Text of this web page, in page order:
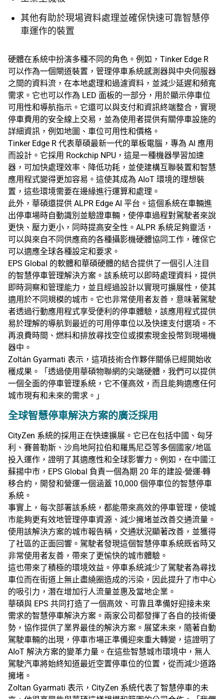
其他有助於現場資料處理並確保快速可靠智慧停
車運作的裝置
硬體在系統中扮演多種不同的角色。例如，Tinker Edge R
可以作為一個閘道裝置，管理停車系統感測器與中央伺服器
之間的資料流，在本地處理和過濾資料，並減少延遲和頻寬
需求。它也可以作為 LED 面板的一部分，用於顯示停車位
可用性和導航指示。它還可以與支付和資訊終端整合，實現
停車費用的安全線上交易，並為使用者提供有關停車設施的
詳細資訊，例如地圖、車位可用性和價格。
Tinker Edge R 代表華碩最新一代的單板電腦，專為 AI 應用
而設計。它採用 Rockchip NPU，這是一種機器學習加速
器，可加快處理效率、降低功耗，並使建構互聯裝置和智慧
應用程式變得更加容易。這使其成為 AIoT 環境的理想裝
置，這些環境需要在邊緣進行運算和處理。
此外，華碩還提供 ALPR Edge AI 平台。這個系統在車輛進
出停車場時自動識別並驗證車輛，使停車過程對駕駛者來說
更快、壓力更小，同時提高安全性。ALPR 系統足夠靈活，
可以與來自不同供應商的各種攝影機硬體協同工作，確保它
可以適應全球各種設定和要求。
EPS Global 的軟體和華碩硬體的結合提供了一個引人注目
的智慧停車管理解決方案。該系統可以即時處理資料，提供
即時洞察和管理能力，並且經過設計以實現可擴展性，使其
適用於不同規模的城市。它也非常使用者友善，意味著駕駛
者透過行動應用程式享受便利的停車體驗，該應用程式提供
易於理解的導航到最近的可用停車位以及快速支付選項。不
再浪費時間、燃料和排放尋找空位或摸索現金投幣到現場機
器中。
Zoltán Gyarmati 表示，這項技術合作夥伴關係已經開始收
穫成果。「透過使用華碩物聯網的尖端硬體，我們可以提供
一個全面的停車管理系統，它不僅高效，而且能夠適應任何
城市現有和未來的需求。」
全球智慧停車解決方案的廣泛採用
CityZen 系統的採用正在快速擴展。它已在包括中國、匈牙
利、賽普勒斯、沙烏地阿拉伯和羅馬尼亞等多個國家/地區
投入運作，證明了其適應性和全球影響力。例如，在中國江
蘇揚中市，EPS Global 負責一個為期 20 年的建設-營運-轉
移合約，開發和營運一個涵蓋 10,000 個停車位的智慧停車
系統。
事實上，每次部署該系統，都能帶來高效的停車管理，使城
市能夠更有效地管理停車資源、減少擁堵並改善交通流量。
使用該解決方案的城市報告稱，交通狀況顯著改善，並獲得
了社區的正面回響。駕駛者發現這個智慧停車系統既省時又
非常使用者友善，帶來了更愉快的城市體驗。
這也帶來了積極的環境效益。停車系統減少了駕駛者為尋找
車位而在街道上無止盡繞圈造成的污染，因此提升了市中心
的吸引力，潛在增加行人流量並惠及當地企業。
華碩與 EPS 共同打造了一個高效、可靠且準備好迎接未來
需求的智慧停車解決方案。兩家公司都發揮了各自的技術優
勢，協作提供了業界最佳的解決方案。展望未來，隨著自動
駕駛車輛的出現，停車市場正準備迎來重大轉變，這證明了
AIoT 解決方案的變革力量。在這些智慧城市環境中，無人
駕駛汽車將始終知道最近空置停車位的位置，從而減少道路
擁堵。
Zoltan Gyarmati 表示，CityZen 系統代表了智慧停車的未